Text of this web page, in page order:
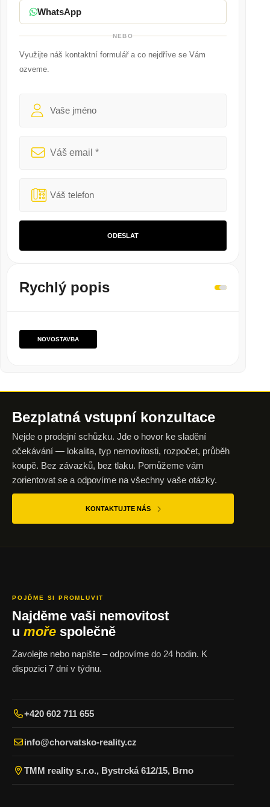
WhatsApp
NEBO
Využijte náš kontaktní formulář a co nejdříve se Vám
ozveme.
ODESLAT
Rychlý popis
NOVOSTAVBA
Bezplatná vstupní konzultace
Nejde o prodejní schůzku. Jde o hovor ke sladění
očekávání — lokalita, typ nemovitosti, rozpočet, průběh
koupě. Bez závazků, bez tlaku. Pomůžeme vám
zorientovat se a odpovíme na všechny vaše otázky.
KONTAKTUJTE NÁS
POJĎME SI PROMLUVIT
Najděme vaši nemovitost
u moře společně
Zavolejte nebo napište – odpovíme do 24 hodin. K
dispozici 7 dní v týdnu.
+420 602 711 655
info@chorvatsko-reality.cz
TMM reality s.r.o., Bystrcká 612/15, Brno